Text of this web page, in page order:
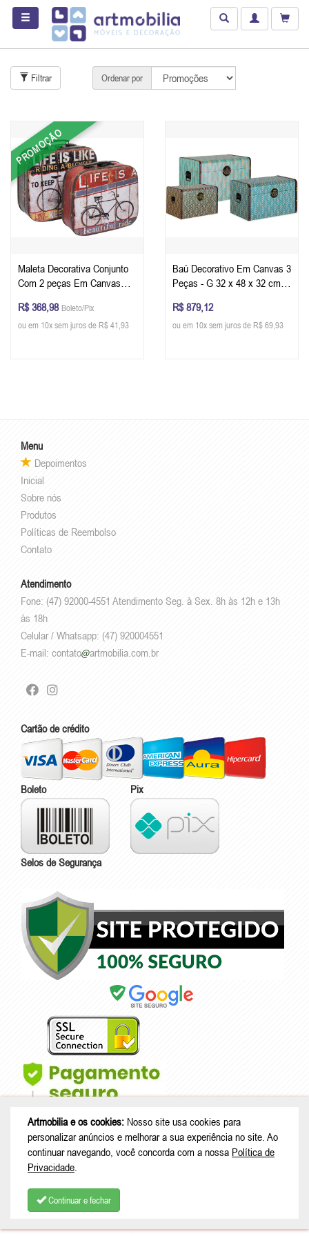
Filtrar Ordenar por
PROMOÇÃO
Maleta Decorativa Conjunto
Com 2 peças Em Canvas
x 11 cm e 29 x 25 x 11 cm
R$ 368,98 Boleto/Pix
ou em 10x sem juros de R$ 41,93
Baú Decorativo Em Canvas 3
Peças - G 32 x 48 x 32 cm -
36 x 22,5 cm (A x L x P)
R$ 879,12
ou em 10x sem juros de R$ 69,93
Menu
Depoimentos
Inicial
Sobre nós
Produtos
Políticas de Reembolso
Contato
Atendimento
Fone: (47) 92000-4551 Atendimento Seg. à Sex. 8h às 12h e 13h
às 18h
Celular / Whatsapp: (47) 920004551
E-mail: contato artmobilia.com.br
Cartão de crédito
Boleto Pix
Selos de Segurança
Treml, 343 casa A23 - sala 2 - Schramm - São Bento do Sul - SC |
Artmobilia e os cookies: Nosso site usa cookies para
personalizar anúncios e melhorar a sua experiência no site. Ao
continuar navegando, você concorda com a nossa Política de
Privacidade
Continuar e fechar